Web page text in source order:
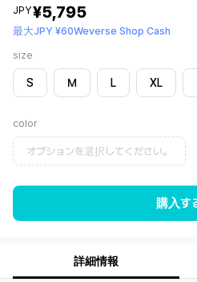
JPY¥5,795
最大JPY ¥60Weverse Shop Cash
size
S M L XL
color
オプションを選択してください。
購入す
詳細情報